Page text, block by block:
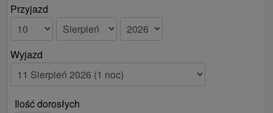
Przyjazd
Wyjazd
Ilość dorosłych